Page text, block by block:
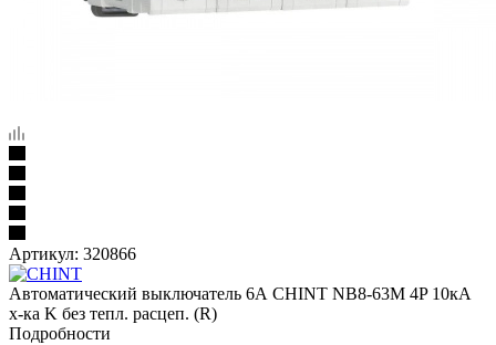
Артикул: 320866
Автоматический выключатель 6А CHINT NB8-63M 4P 10кА
х-ка K без тепл. расцеп. (R)
Подробности